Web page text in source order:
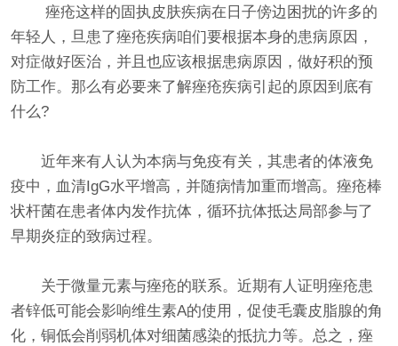
痤疮这样的固执皮肤疾病在日子傍边困扰的许多的
年轻人，旦患了痤疮疾病咱们要根据本身的患病原因，
对症做好医治，并且也应该根据患病原因，做好积的预
防工作。那么有必要来了解痤疮疾病引起的原因到底有
什么?
近年来有人认为本病与免疫有关，其患者的体液免
疫中，血清IgG水平增高，并随病情加重而增高。痤疮棒
状杆菌在患者体内发作抗体，循环抗体抵达局部参与了
早期炎症的致病过程。
关于微量元素与痤疮的联系。近期有人证明痤疮患
者锌低可能会影响维生素A的使用，促使毛囊皮脂腺的角
化，铜低会削弱机体对细菌感染的抵抗力等。总之，痤